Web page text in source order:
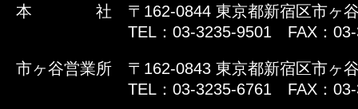
本 社
〒162-0844 東京都新宿区市ヶ
TEL：03-3235-9501 FAX：
市ヶ谷営業所
〒162-0843 東京都新宿区市ヶ
TEL：03-3235-6761 FAX：